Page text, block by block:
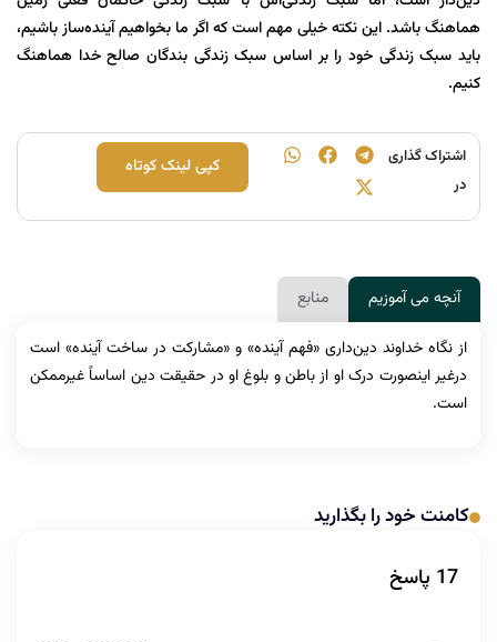
هماهنگ باشد. این نکته خیلی مهم است که اگر ما بخواهیم آینده‌ساز باشیم،
باید سبک زندگی خود را بر اساس سبک زندگی بندگان صالح خدا هماهنگ
کنیم.
اشتراک گذاری
در
کپی لینک کوتاه
آنچه می آموزیم منابع
از نگاه خداوند دین‌داری «فهم آینده» و «مشارکت در ساخت آینده» است
درغیر اینصورت درک او از باطن و بلوغ او در حقیقت دین اساساً غیرممکن
است.
کامنت خود را بگذارید
17 پاسخ